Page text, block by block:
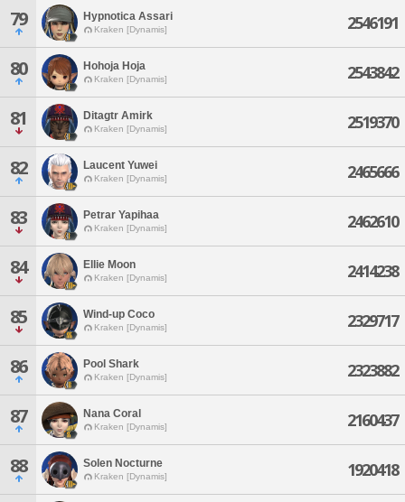
79 Hypnotica Assari
Kraken [Dynamis] 2546191
80 Hohoja Hoja
Kraken [Dynamis] 2543842
81 Ditagtr Amirk
Kraken [Dynamis] 2519370
82 Laucent Yuwei
Kraken [Dynamis] 2465666
83 Petrar Yapihaa
Kraken [Dynamis] 2462610
84 Ellie Moon
Kraken [Dynamis] 2414238
85 Wind-up Coco
Kraken [Dynamis] 2329717
86 Pool Shark
Kraken [Dynamis] 2323882
87 Nana Coral
Kraken [Dynamis] 2160437
88 Solen Nocturne
Kraken [Dynamis] 1920418